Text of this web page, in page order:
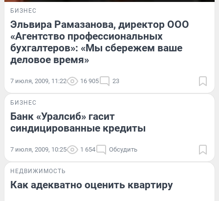
БИЗНЕС
Эльвира Рамазанова, директор ООО
«Агентство профессиональных
бухгалтеров»: «Мы сбережем ваше
деловое время»
7 июля, 2009, 11:22 16 905 23
БИЗНЕС
Банк «Уралсиб» гасит
синдицированные кредиты
7 июля, 2009, 10:25 1 654 Обсудить
НЕДВИЖИМОСТЬ
Как адекватно оценить квартиру